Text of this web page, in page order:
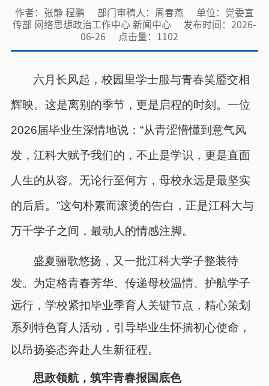
作者：张静 程鹏 部门审稿人：周春燕
单位：党委宣
传部 网络思想政治工作中心 新闻中心
发布时间：2026-
06-26
点击量： 1102
六月长风起，校园里学士服与青春笑靥交相
辉映。这是离别的季节，更是启程的时刻。一位
2026届毕业生深情地说：“从青涩懵懂到意气风
发，江科大赋予我们的，不止是学识，更是直面
人生的从容。无论行至何方，母校永远是最坚实
的后盾。”这句朴素而滚烫的告白，正是江科大与
万千学子之间，最动人的情感注脚。
盛夏骊歌悠扬，又一批江科大学子整装待
发。为定格青春芳华、传递母校温情、护航学子
远行，学校紧扣毕业季育人关键节点，精心策划
系列特色育人活动，引导毕业生怀揣初心使命，
以昂扬姿态奔赴人生新征程。
思政领航，筑牢青春报国底色